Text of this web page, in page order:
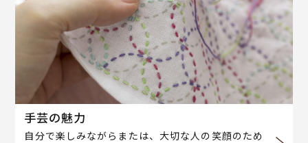
手芸の魅力
自分で楽しみながらまたは、大切な人の笑顔のため